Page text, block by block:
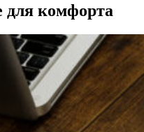
для комфорта